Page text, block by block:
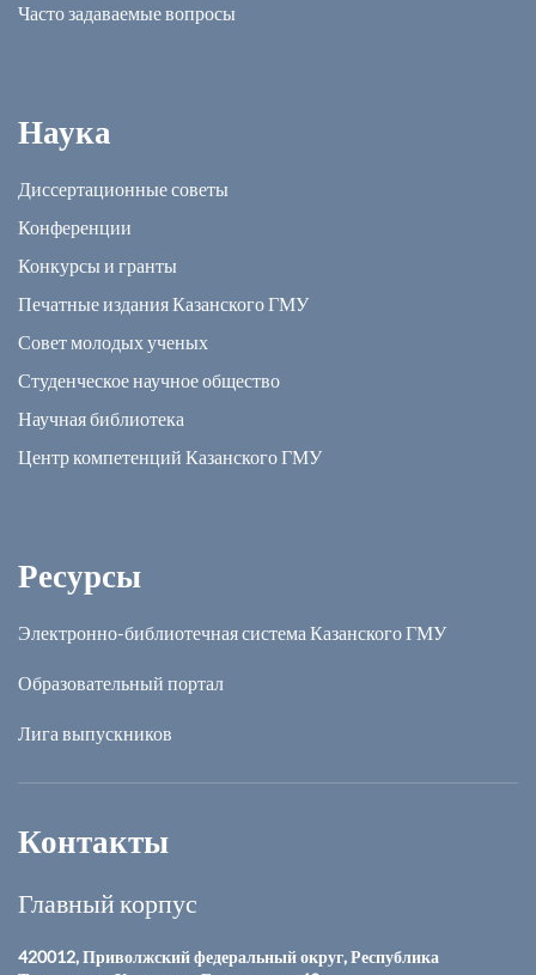
Часто задаваемые вопросы
Наука
Диссертационные советы
Конференции
Конкурсы и гранты
Печатные издания Казанского ГМУ
Совет молодых ученых
Студенческое научное общество
Научная библиотека
Центр компетенций Казанского ГМУ
Ресурсы
Электронно-библиотечная система Казанского ГМУ
Образовательный портал
Лига выпускников
Контакты
Главный корпус
420012, Приволжский федеральный округ, Республика